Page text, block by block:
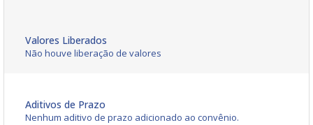
Valores Liberados
Não houve liberação de valores
Aditivos de Prazo
Nenhum aditivo de prazo adicionado ao convênio.